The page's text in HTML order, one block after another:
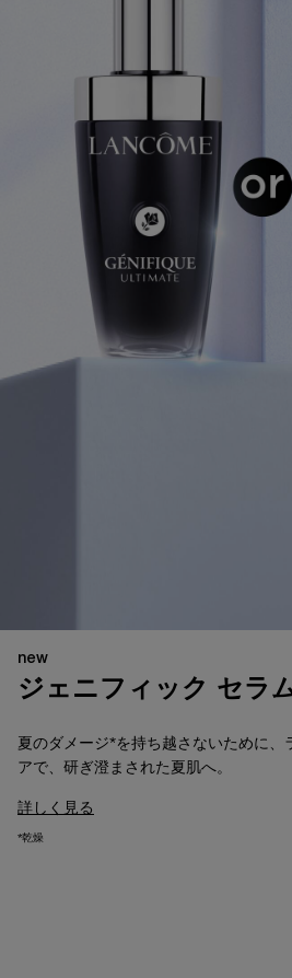
new
ジェニフィック セラ
夏のダメージ*を持ち越さないために
アで、研ぎ澄まされた夏肌へ。​
詳しく見る
*乾燥